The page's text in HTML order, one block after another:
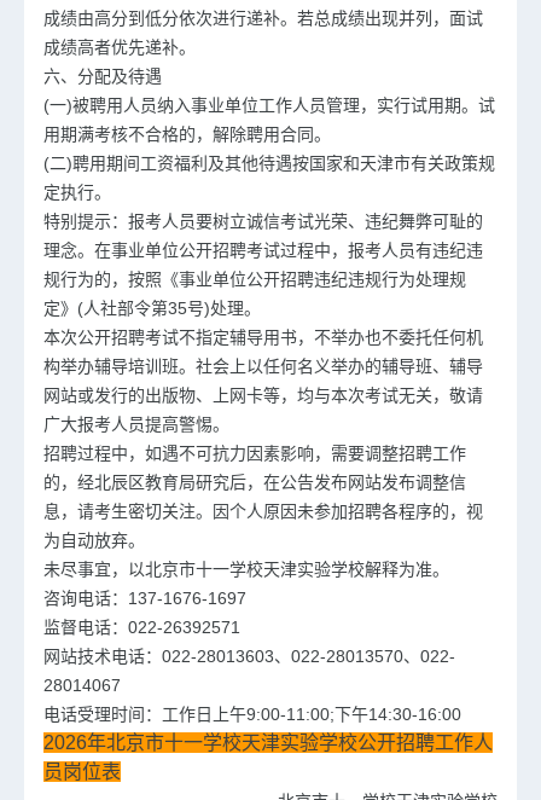
成绩由高分到低分依次进行递补。若总成绩出现并列，面试
成绩高者优先递补。
六、分配及待遇
(一)被聘用人员纳入事业单位工作人员管理，实行试用期。试
用期满考核不合格的，解除聘用合同。
(二)聘用期间工资福利及其他待遇按国家和天津市有关政策规
定执行。
特别提示：报考人员要树立诚信考试光荣、违纪舞弊可耻的
理念。在事业单位公开招聘考试过程中，报考人员有违纪违
规行为的，按照《事业单位公开招聘违纪违规行为处理规
定》(人社部令第35号)处理。
本次公开招聘考试不指定辅导用书，不举办也不委托任何机
构举办辅导培训班。社会上以任何名义举办的辅导班、辅导
网站或发行的出版物、上网卡等，均与本次考试无关，敬请
广大报考人员提高警惕。
招聘过程中，如遇不可抗力因素影响，需要调整招聘工作
的，经北辰区教育局研究后，在公告发布网站发布调整信
息，请考生密切关注。因个人原因未参加招聘各程序的，视
为自动放弃。
未尽事宜，以北京市十一学校天津实验学校解释为准。
咨询电话：137-1676-1697
监督电话：022-26392571
网站技术电话：022-28013603、022-28013570、022-
28014067
电话受理时间：工作日上午9:00-11:00;下午14:30-16:00
2026年北京市十一学校天津实验学校公开招聘工作人
员岗位表